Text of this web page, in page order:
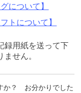
について】
トについて】
録用紙を送って下
せん。
か？ お分かりでした